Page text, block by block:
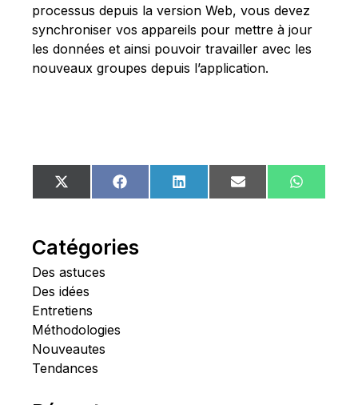
processus depuis la version Web, vous devez
synchroniser vos appareils pour mettre à jour
les données et ainsi pouvoir travailler avec les
nouveaux groupes depuis l’application.
Share
on
X
(Twitter)
Share
on
FacebookShare
on
LinkedIn Share
on
Email
Share
on
Catégories
Des astuces
Des idées
Entretiens
Méthodologies
Nouveautes
Tendances